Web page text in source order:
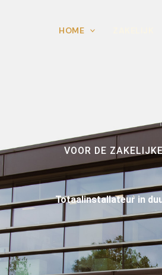
HOME
VOOR DE
Totaalinstallateur in